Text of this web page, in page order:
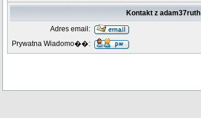
Kontakt z adam37ruth
Adres email:
Prywatna Wiadomo��: